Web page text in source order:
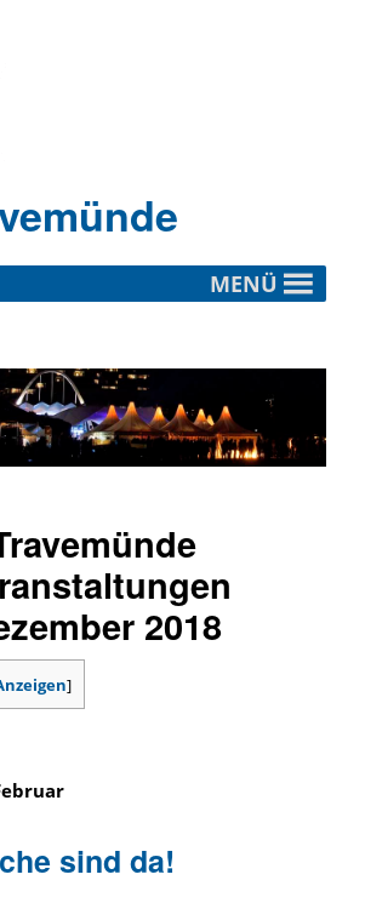
MENÜ
2018
]
sind da!